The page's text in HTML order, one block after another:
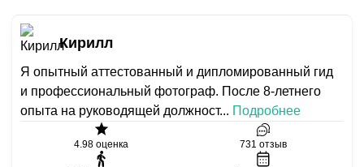
Кирилл
Я опытный аттестованный и дипломированный гид
и профессиональный фотограф. После 8-летнего
опыта на руководящей должност... Подробнее
4.98 оценка 731 отзыв